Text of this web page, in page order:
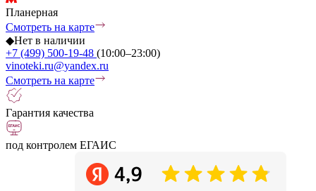
Планерная
Смотреть на карте
◆Нет в наличии
+7 (499) 500-19-48 (10:00–23:00)
vinoteki.ru@yandex.ru
Смотреть на карте
Гарантия качества
под контролем ЕГАИС